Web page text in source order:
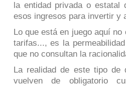
la entidad privada o estatal
esos ingresos para invertir y
Lo que está en juego aquí
tarifas..., es la
que no consultan la
La realidad de este tipo de
vuelven de obligatorio